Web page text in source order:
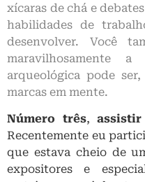
xícaras de chá e
habilidades de
desenvolver. Você
maravilhosamente a
arqueológica pode
marcas em mente.
Número três,
Recentemente eu
que estava cheio de
expositores e